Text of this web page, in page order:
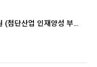
경기과학기술대학교 산학협력단 직원 (첨단산업 인재양성 부트캠프 사업 행정전담인력) 채용 공고